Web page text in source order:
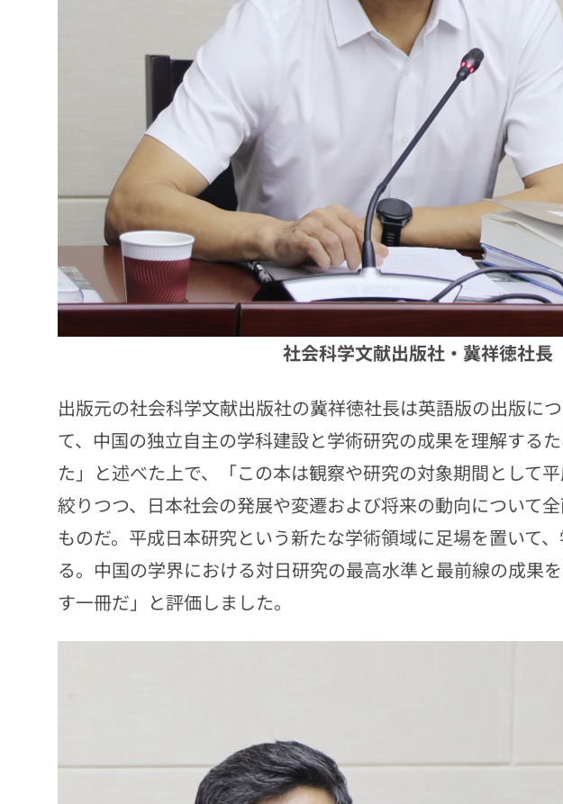
社会科学文献出版社・冀祥徳社長
出版元の社会科学文献出版社の冀祥徳社長は英語版の出版に
て、中国の独立自主の学科建設と学術研究の成果を理解する
た」と述べた上で、「この本は観察や研究の対象期間として
絞りつつ、日本社会の発展や変遷および将来の動向について
ものだ。平成日本研究という新たな学術領域に足場を置いて
る。中国の学界における対日研究の最高水準と最前線の成果
す一冊だ」と評価しました。